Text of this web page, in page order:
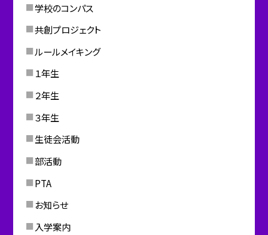
学校のコンパス
共創プロジェクト
ルールメイキング
１年生
２年生
３年生
生徒会活動
部活動
PTA
お知らせ
入学案内